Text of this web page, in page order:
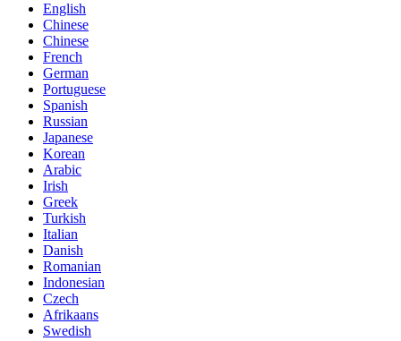
English
Chinese
Chinese
French
German
Portuguese
Spanish
Russian
Japanese
Korean
Arabic
Irish
Greek
Turkish
Italian
Danish
Romanian
Indonesian
Czech
Afrikaans
Swedish